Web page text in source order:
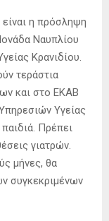
η πρόσληψη
Ναυπλίου
Κρανιδίου.
τεράστια
και στο ΕΚΑΒ
Υγείας
Πρέπει
γιατρών.
μήνες, θα
συγκεκριμένων